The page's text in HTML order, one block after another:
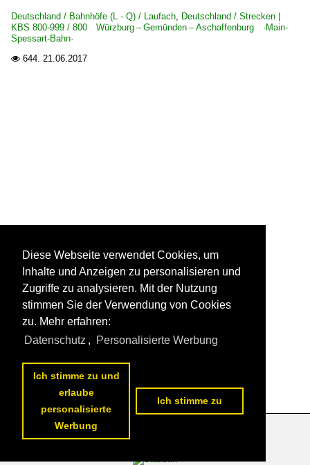
Deutschland / Bahnhöfe (L - Q) / Laufach, Deutschland / Strecken |
KBS 800-999 / 800 Würzburg – Gemünden – Aschaffenburg ·Main-
Spessart-Bahn·
 644. 21.06.2017
Datenschutzerklärung
Diese Webseite verwendet Cookies, um
Inhalte und Anzeigen zu personalisieren und
Zugriffe zu analysieren. Mit der Nutzung
stimmen Sie der Verwendung von Cookies
zu. Mehr erfahren:
Datenschutz , Personalisierte Werbung
Ich stimme zu und
erlaube
personalisierte
Werbung
Ich stimme zu